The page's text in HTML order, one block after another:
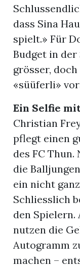
dass Sina
spielt.» Für
Budget in
grösser,
«süüferli»
Ein Selfie
Christian
pflegt einen
des FC
die
ein nicht
Schliesslich
den Spielern.
nutzen die
Autogramm
machen –